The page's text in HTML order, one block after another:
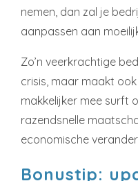
nemen, dan zal je
aanpassen aan
Zo’n veerkrachtige
crisis, maar maakt
makkelijker mee surft
razendsnelle
economische
Bonustip: